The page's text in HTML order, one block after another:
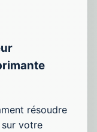
résoudre
votre